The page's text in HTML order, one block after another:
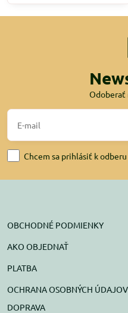
Odoberať
Chcem sa prihlásiť k
OBCHODNÉ PODMIENKY
AKO OBJEDNAŤ
PLATBA
OCHRANA OSOBNÝCH ÚDAJOV
DOPRAVA